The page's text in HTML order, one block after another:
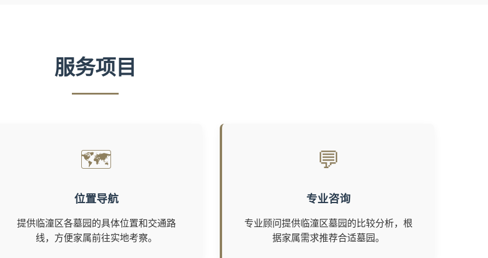
服务项目
🗺️
位置导航
提供临潼区各墓园的具体位置和交通路
线，方便家属前往实地考察。
💬
专业咨询
专业顾问提供临潼区墓园的比较分析，根
据家属需求推荐合适墓园。